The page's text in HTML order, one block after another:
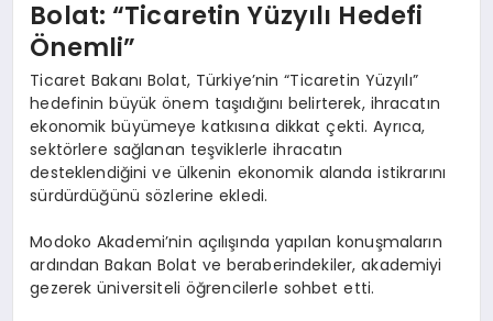
Bolat: “Ticaretin Yüzyılı Hedefi
Önemli”
Ticaret Bakanı Bolat, Türkiye’nin “Ticaretin Yüzyılı”
hedefinin büyük önem taşıdığını belirterek, ihracatın
ekonomik büyümeye katkısına dikkat çekti. Ayrıca,
sektörlere sağlanan teşviklerle ihracatın
desteklendiğini ve ülkenin ekonomik alanda istikrarını
sürdürdüğünü sözlerine ekledi.
Modoko Akademi’nin açılışında yapılan konuşmaların
ardından Bakan Bolat ve beraberindekiler, akademiyi
gezerek üniversiteli öğrencilerle sohbet etti.